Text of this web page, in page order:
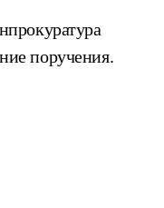
поручения.